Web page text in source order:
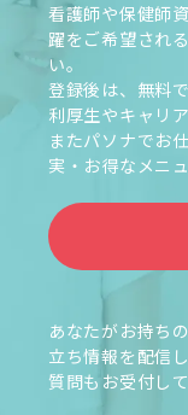
看護師や保健師
躍をご希望され
い。
登録後は、無料
利厚生やキャリ
またパソナでお
実・お得なメニ
あなたがお持ち
立ち情報を配信
質問もお受付して